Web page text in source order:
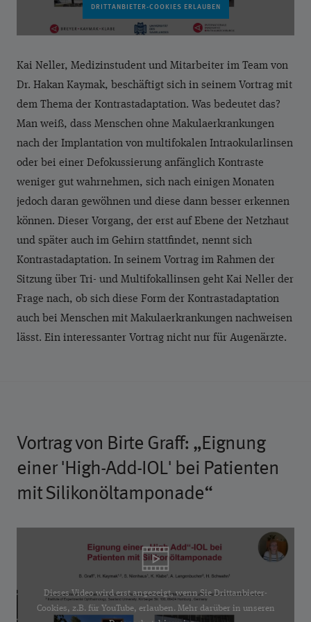
Kai Neller, Medizinstudent und Mitarbeiter im Team von
Dr. Hakan Kaymak, beschäftigt sich in seinem Vortrag mit
dem Thema der Kontrastadaptation. Was bedeutet das?
Man weiß, dass Menschen ohne Makulaerkrankungen
nach der Implantation von multifokalen Intraokularlinsen
oder bei einer Defokussierung anfänglich Kontraste
weniger gut wahrnehmen, sich nach einigen Monaten
jedoch daran gewöhnen und diese dann besser erkennen
können. Dieser Vorgang, der erst auf Ebene der Netzhaut
und später auch im Gehirn stattfindet, nennt sich
Kontrastadaptation. In seinem Vortrag im Rahmen der
Sitzung über Tri- und Multifokallinsen geht Kai Neller der
Frage nach, ob sich diese Form der Kontrastadaptation
auch bei Menschen mit Makulaerkrankungen nachweisen
lässt. Ein interessanter Vortrag nicht nur für Augenärzte.
Vortrag von Birte Graff: „Eignung
einer 'High-Add-IOL' bei Patienten
mit Silikonöltamponade“
Dieses Video wird erst angezeigt, wenn Sie Drittanbieter-
Cookies, z.B. für YouTube, erlauben. Mehr darüber in unseren